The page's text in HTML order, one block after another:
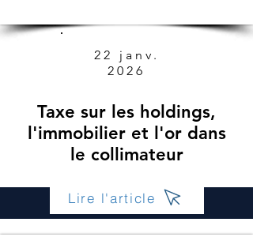
22 janv.
2026
Taxe sur les holdings,
l'immobilier et l'or dans
le collimateur
Lire l'article